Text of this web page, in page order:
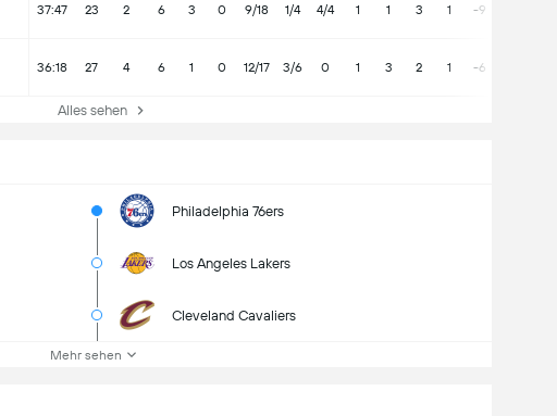
37:47 23 2 6 3 0 9/18 1/4 4/4 1 1 3 1 -9
36:18 27 4 6 1 0 12/17 3/6 0 1 3 2 1 -6
Alles sehen
Philadelphia 76ers
Los Angeles Lakers
Cleveland Cavaliers
Mehr sehen